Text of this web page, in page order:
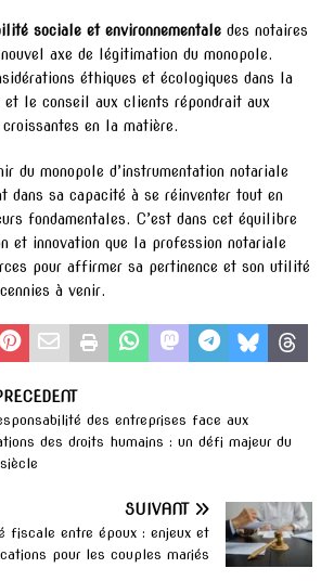
sociale et environnementale des notaires
axe de légitimation du monopole.
éthiques et écologiques dans la
et le conseil aux clients répondrait aux
en la matière.
du monopole d’instrumentation notariale
dans sa capacité à se réinventer tout en
fondamentales. C’est dans cet équilibre
et innovation que la profession notariale
pour affirmer sa pertinence et son utilité
à venir.
des entreprises face aux
des droits humains : un défi majeur du
SUIVANT
fiscale entre époux : enjeux et
pour les couples mariés